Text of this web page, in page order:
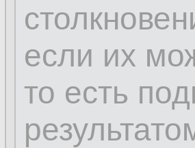
если их
то есть